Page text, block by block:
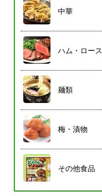
中華
ハム・ロー
麺類
梅・漬物
その他食品